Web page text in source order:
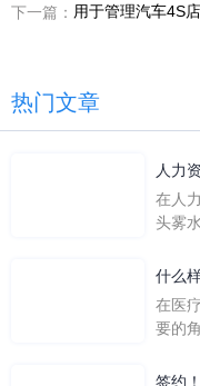
下一篇： 用于管理汽车4S
热门文章
人力
在人
头雾
么呢
什么
在医
要的
一个
签约